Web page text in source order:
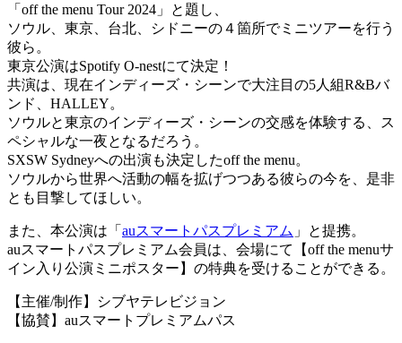
「off the menu Tour 2024」と題し、
ソウル、東京、台北、シドニーの４箇所でミニツアーを行う
彼ら。
東京公演はSpotify O-nestにて決定！
共演は、現在インディーズ・シーンで大注目の5人組R&Bバ
ンド、HALLEY。
ソウルと東京のインディーズ・シーンの交感を体験する、ス
ペシャルな一夜となるだろう。
SXSW Sydneyへの出演も決定したoff the menu。
ソウルから世界へ活動の幅を拡げつつある彼らの今を、是非
とも目撃してほしい。
また、本公演は「 auスマートパスプレミアム 」と提携。
auスマートパスプレミアム会員は、会場にて【off the menuサ
イン入り公演ミニポスター】の特典を受けることができる。
【主催/制作】シブヤテレビジョン
【協賛】auスマートプレミアムパス